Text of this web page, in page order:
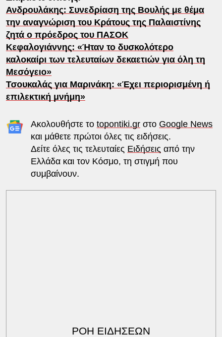
Ανδρουλάκης: Συνεδρίαση της Βουλής με θέμα
την αναγνώριση του Κράτους της Παλαιστίνης
ζητά ο πρόεδρος του ΠΑΣΟΚ
Κεφαλογιάννης: «Ήταν το δυσκολότερο
καλοκαίρι των τελευταίων δεκαετιών για όλη τη
Μεσόγειο»
Τσουκαλάς για Μαρινάκη: «Έχει περιορισμένη ή
επιλεκτική μνήμη»
Ακολουθήστε το topontiki.grστο Google News
και μάθετε πρώτοι όλες τις ειδήσεις.
Δείτε όλες τις τελευταίες Ειδήσεις από την
Ελλάδα και τον Κόσμο, τη στιγμή που
συμβαίνουν.
ΡΟΗ ΕΙΔΗΣΕΩΝ